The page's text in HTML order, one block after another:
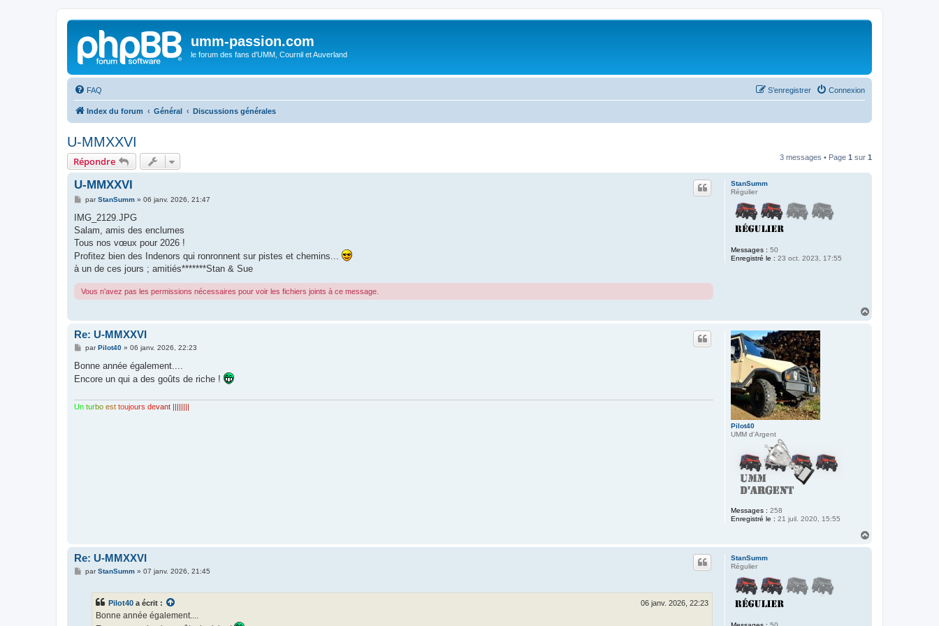
umm-passion.com
le forum des fans d'UMM, Cournil et Auverland
FAQ Connexion
S’enregistrer
Index du forum Général Discussions générales
U-MMXXVI
Répondre 3 messages • Page 1 sur 1
StanSumm
Régulier
Messages : 50
Enregistré le : 23 oct. 2023, 17:55
U-MMXXVI
M
s
a
g
parStanSumm» 06 janv. 2026, 21:47
IMG_2129.JPG
Salam, amis des enclumes
Tous nos vœux pour 2026 !
Profitez bien des Indenors qui ronronnent sur pistes et chemins...
à un de ces jours ; amitiés*******Stan & Sue
Vous n’avez pas les permissions nécessaires pour voir les fichiers joints à ce message.
Pilot40
UMM d'Argent
Messages : 258
Enregistré le : 21 juil. 2020, 15:55
Re: U-MMXXVI
M
s
a
parPilot40» 06 janv. 2026, 22:23
Bonne année également....
Encore un qui a des goûts de riche !
Un turbo est toujours devant ||||||||
StanSumm
Régulier
Re: U-MMXXVI
MparStanSumm» 07 janv. 2026, 21:45
Pilot40 a écrit : 06 janv. 2026, 22:23
Bonne année également....